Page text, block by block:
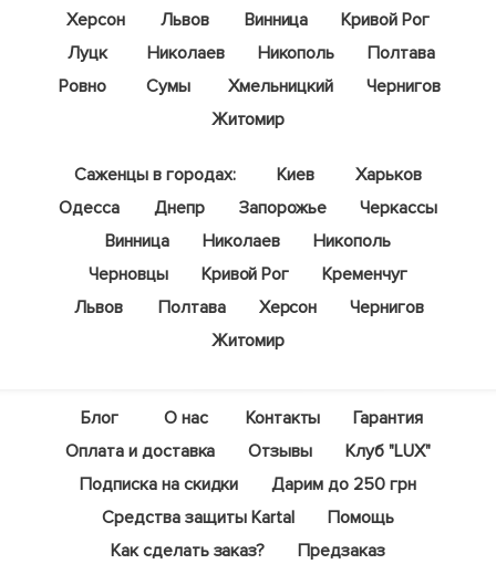
Херсон
Львов Винница
Кривой Рог
Луцк
Николаев Никополь
Полтава
Ровно
Сумы Хмельницкий
Чернигов
Житомир
Саженцы в городах: Киев
Харьков
Одесса
Днепр Запорожье
Черкассы
Винница
Николаев
Никополь
Черновцы
Кривой Рог
Кременчуг
Львов
Полтава Херсон
Чернигов
Житомир
Блог О нас Контакты
Гарантия
Оплата и доставка
Отзывы
Клуб "LUX"
Подписка на скидки
Дарим до 250 грн
Средства защиты Kartal
Помощь
Как сделать заказ?
Предзаказ